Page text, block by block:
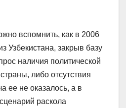
вспомнить, как в 2006
Узбекистана, закрыв базу
наличия политической
либо отсутствия
ее не оказалось, а в
раскола